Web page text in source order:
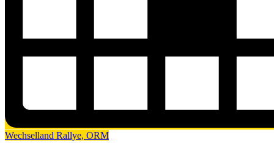
Wechselland Rallye, ORM